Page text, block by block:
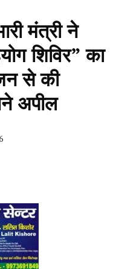
मंत्री ने
शिविर” का
से की
अपील